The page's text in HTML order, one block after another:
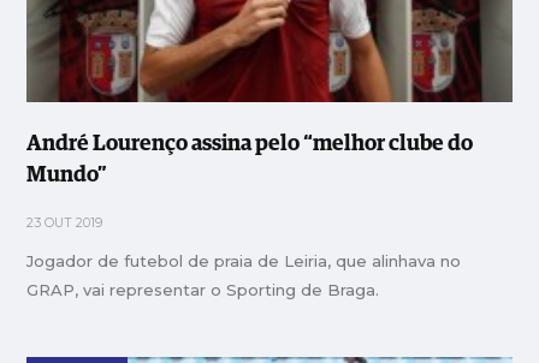
André Lourenço assina pelo “melhor clube do
Mundo”
23 OUT 2019
Jogador de futebol de praia de Leiria, que alinhava no
GRAP, vai representar o Sporting de Braga.